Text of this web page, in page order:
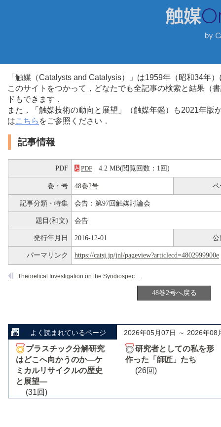
「触媒（Catalysts and Catalysis）」は1959年（昭和34年
このサイトをつかって，どなたでも全記事の検索と結果（
ドもできます．
また，「触媒技術の動向と展望」（触媒年鑑）も2021年
はこちら をご参照ください．
記事情報
PDF PDF 4.2 MB(閲覧回数：1回)
巻・号 48巻2号 ペ
記事分類・特集 会告：第97回触媒討論会
題目(和文) 会告
発行年月日 2016-12-01 公
パーマリンク https://catsj.jp/jnl/pageview?articlecd=4802999900e
Theoretical Investigation on the Syndiospecific Polymerization of Styrene by Group 3 (Sc and Y) Half-metallocene Catalysts
48巻2号へ戻る
よく読まれているページ 2026年05月07日 ～ 2026年08
プラスチック分解研究
はどこへ向かうのか―ケ
ミカルリサイクルの歴史
と展望―
(31回)
研究者としての私を形
作った「師匠」たち
(26回)